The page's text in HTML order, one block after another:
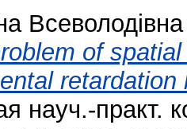
Всеволодівна
of
науч.-практ.